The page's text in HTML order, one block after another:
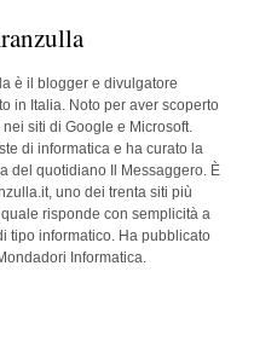
è il blogger e divulgatore
in Italia. Noto per aver scoperto
siti di Google e Microsoft.
di informatica e ha curato la
del quotidiano Il Messaggero. È
uno dei trenta siti più
risponde con semplicità a
tipo informatico. Ha pubblicato
Informatica.